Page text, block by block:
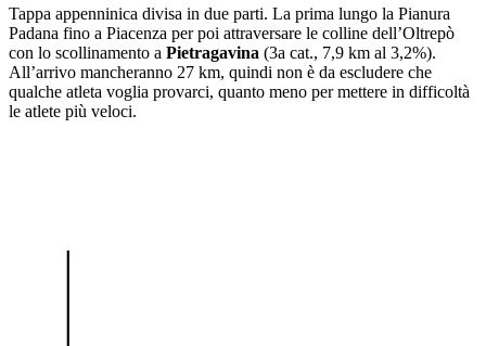
Tappa appenninica divisa in due parti. La prima lungo la Pianura
Padana fino a Piacenza per poi attraversare le colline dell’Oltrepò
con lo scollinamento a Pietragavina (3a cat., 7,9 km al 3,2%).
All’arrivo mancheranno 27 km, quindi non è da escludere che
qualche atleta voglia provarci, quanto meno per mettere in difficoltà
le atlete più veloci.